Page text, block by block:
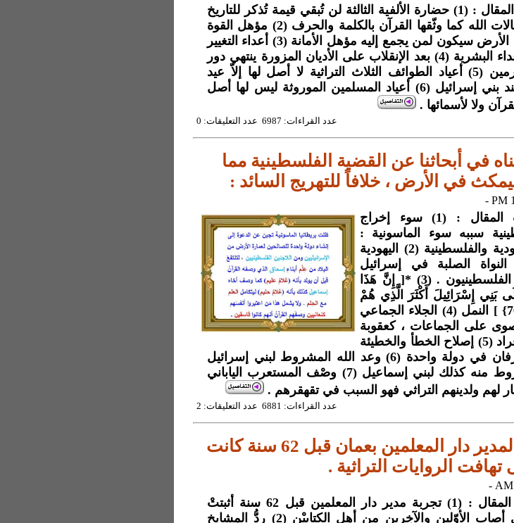
عناوين فقرات المقال : (1) حضارة الألفية الثالثة لن تُبقي قيمة تُذكر للتاريخ
إلاّ بمرجعية رسالات الله كما وثّقها القرآن بالكلمة والحرف (2) مؤهل القوة
والكفاءة لعمارة الأرض سيكون لمن يجمع إليه مؤهل الأمانة (3) أعداء التغيير
والإصلاح هم أعداء البشرية (4) بعد الإنقلاب على الأديان المزورة ينتهي دور
الأشقياء والمجرمين (5) أعياد الطوائف الثلاث التراثية لا أصل لها إلاّ عيد
إنزال التوراة عند بني إسرائيل (6) أعياد المسلمين الموروثة ليس لها أصل
ولا لأسمائها .
عدد القراءات: 6987 عدد التعليقات: 0
في أبحاثنا عن القضية الفلسطينية مما
في الأرض ، خلافاً للتهريج السائد :
عناوين فقرات المقال : (1) سوء إخراج
سببه سوء الماسونية :
البريطانية واليهودية والفلسطينية (2) اليهودية
النواة الصلبة في إسرائيل
يساعدها الثوار الفلسطينيون . (3) *[ إِنَّ هَذَا
بَنِي إِسْرَائِيلَ أَكْثَرَ الَّذِي هُمْ
فِيهِ يَخْتَلِفُونَ {76} ] النمل (4) الجلاء الجماعي
على الجماعات ، كعقوبة
الموت على الأفراد (5) إصلاح الخطأ والخطيئة
بأن بعيش الطرفان في دولة واحدة (6) وعد الله المشروط لبني إسرائيل
قابلَه وعدٌ مشروط منه كذلك لبني إسماعيل (7) وصْف المستعرب الياباني
لهم ولدينهم التراثي فهو السبب في تقهقرهم .
عدد القراءات: 6881 عدد التعليقات: 2
تجربة عملية لمدير دار المعلمين بعمان قبل 62 سنة كانت
تهافت الروايات التراثية .
عناوين فقرات المقال : (1) تجربة مدير دار المعلمين قبل 62 سنة أثبتتْ
أصل الداء الذي أصاب الأوّلين والآخِرين من أهل الكتابيْن (2) ردُّ المشايخ